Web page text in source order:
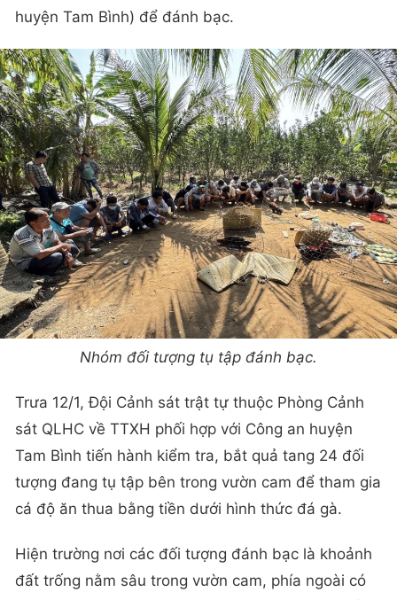
huyện Tam Bình) để đánh bạc.
Nhóm đối tượng tụ tập đánh bạc.
Trưa 12/1, Đội Cảnh sát trật tự thuộc Phòng Cảnh
sát QLHC về TTXH phối hợp với Công an huyện
Tam Bình tiến hành kiểm tra, bắt quả tang 24 đối
tượng đang tụ tập bên trong vườn cam để tham gia
cá độ ăn thua bằng tiền dưới hình thức đá gà.
Hiện trường nơi các đối tượng đánh bạc là khoảnh
đất trống nằm sâu trong vườn cam, phía ngoài có